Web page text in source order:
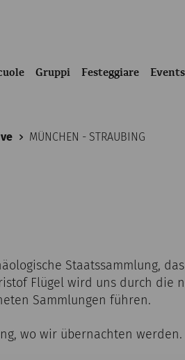
Gruppi Festeggiare Events
MÜNCHEN - STRAUBING
Staatssammlung,
Flügel wird uns durch die
Sammlungen führen.
wo wir übernachten werden.